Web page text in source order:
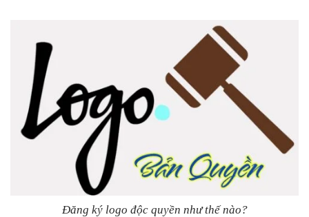
Đăng ký logo độc quyền như thế nào?